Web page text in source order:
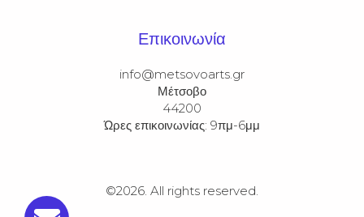
Επικοινωνία
info@metsovoarts.gr​​​​
Μέτσοβο​​
44200
Ώρες επικοινωνίας: 9πμ-6μμ
©2026. All rights reserved.